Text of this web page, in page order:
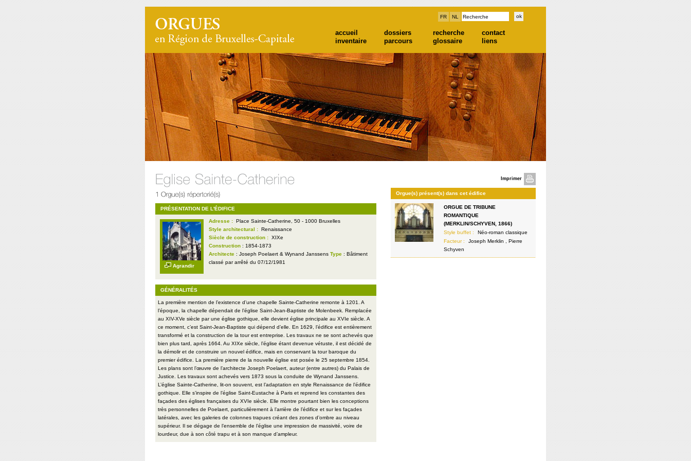
FR NL
accueil dossiers recherche
contact
inventaire
parcours glossaire liens
PRÉSENTATION DE L'ÉDIFICE
Agrandir
Adresse : Place Sainte-Catherine, 50 - 1000 Bruxelles
Style architectural : Renaissance
Siècle de construction : XIXe
Construction : 1854-1873
Architecte : Joseph Poelaert & Wynand Janssens Type : Bâtiment
classé par arrêté du 07/12/1981
GÉNÉRALITÉS
La première mention de l’existence d’une chapelle Sainte-Catherine remonte à 1201. A
l’époque, la chapelle dépendait de l’église Saint-Jean-Baptiste de Molenbeek. Remplacée
au XIV-XVe siècle par une église gothique, elle devient église principale au XVIe siècle. A
ce moment, c’est Saint-Jean-Baptiste qui dépend d’elle. En 1629, l’édifice est entièrement
transformé et la construction de la tour est entreprise. Les travaux ne se sont achevés que
bien plus tard, après 1664. Au XIXe siècle, l’église étant devenue vétuste, il est décidé de
la démolir et de construire un nouvel édifice, mais en conservant la tour baroque du
premier édifice. La première pierre de la nouvelle église est posée le 25 septembre 1854.
Les plans sont l’œuvre de l’architecte Joseph Poelaert, auteur (entre autres) du Palais de
Justice. Les travaux sont achevés vers 1873 sous la conduite de Wynand Janssens.
L’église Sainte-Catherine, lit-on souvent, est l’adaptation en style Renaissance de l’édifice
gothique. Elle s’inspire de l’église Saint-Eustache à Paris et reprend les constantes des
façades des églises françaises du XVIe siècle. Elle montre pourtant bien les conceptions
très personnelles de Poelaert, particulièrement à l’arrière de l’édifice et sur les façades
latérales, avec les galeries de colonnes trapues créant des zones d’ombre au niveau
supérieur. Il se dégage de l’ensemble de l’église une impression de massivité, voire de
lourdeur, due à son côté trapu et à son manque d’ampleur.
Imprimer
Orgue(s) présent(s) dans cet édifice
ORGUE DE TRIBUNE
ROMANTIQUE
(MERKLIN/SCHYVEN, 1866)
Style buffet :
Néo-roman classique
Facteur :
Joseph Merklin , Pierre
Schyven